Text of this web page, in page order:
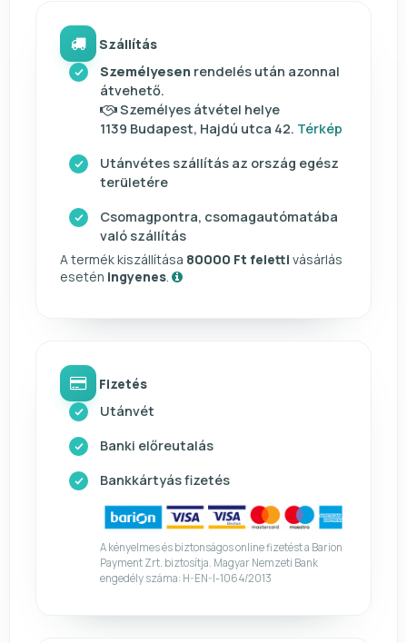
Szállítás
Személyesen rendelés után azonnal
átvehető.
Személyes átvétel helye
1139 Budapest, Hajdú utca 42. Térkép
Utánvétes szállítás az ország egész
területére
Csomagpontra, csomagautómatába
való szállítás
A termék kiszállítása 80000 Ft feletti vásárlás
esetén ingyenes
Fizetés
Utánvét
Banki előreutalás
Bankkártyás fizetés
A kényelmes és biztonságos online fizetést a Barion
Payment Zrt. biztosítja. Magyar Nemzeti Bank
engedély száma: H-EN-I-1064/2013